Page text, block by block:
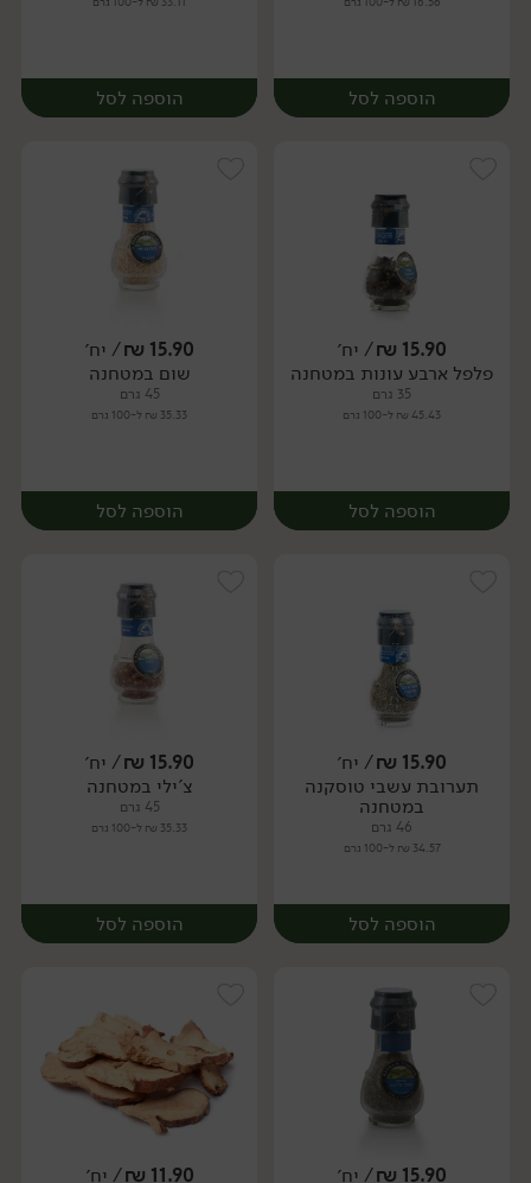
הוספה לסל
יח׳
הוספה לסל
יח׳
15.90
₪/ יח׳
פלפל ארבע עונות במטחנה
35 גרם
45.43 ₪ ל-100 גרם
הוספה לסל
יח׳
15.90
₪/ יח׳
שום במטחנה
45 גרם
35.33 ₪ ל-100 גרם
הוספה לסל
יח׳
15.90
₪/ יח׳
תערובת עשבי טוסקנה
במטחנה
46 גרם
34.57 ₪ ל-100 גרם
הוספה לסל
15.90
₪/ יח׳
צ'ילי במטחנה
45 גרם
35.33 ₪ ל-100 גרם
הוספה לסל
15.90
₪/ יח׳ 11.90
₪/ יח׳